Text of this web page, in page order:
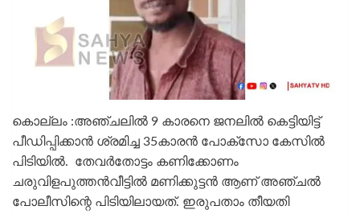
കൊല്ലം :അഞ്ചലിൽ 9 കാരനെ ജനലിൽ കെട്ടിയിട്ട്
പീഡിപ്പിക്കാൻ ശ്രമിച്ച 35കാരൻ പോക്സോ കേസിൽ
പിടിയിൽ. തേവർതോട്ടം കണിക്കോണം
ചരുവിളപുത്തൻവീട്ടിൽ മണിക്കുട്ടൻ ആണ് അഞ്ചൽ
പോലീസിന്റെ പിടിയിലായത്. ഇരുപതാം തീയതി